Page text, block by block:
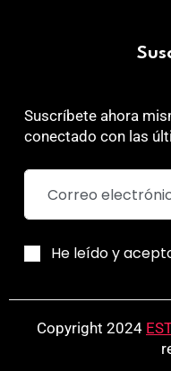
Suscríbete ahora
conectado con las
He leído y
Copyright 2024